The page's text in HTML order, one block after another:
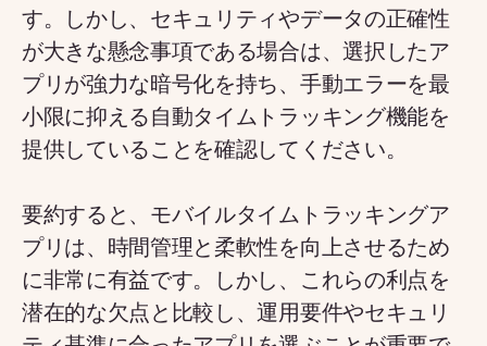
す。しかし、セキュリティやデータの正確性
が大きな懸念事項である場合は、選択したア
プリが強力な暗号化を持ち、手動エラーを最
小限に抑える自動タイムトラッキング機能を
提供していることを確認してください。
要約すると、モバイルタイムトラッキングア
プリは、時間管理と柔軟性を向上させるため
に非常に有益です。しかし、これらの利点を
潜在的な欠点と比較し、運用要件やセキュリ